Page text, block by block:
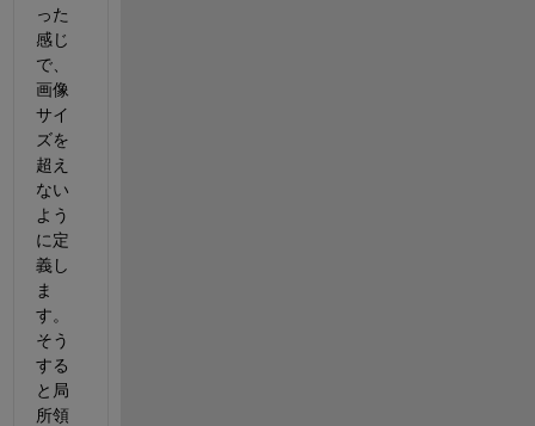
った
感じ
で、
画像
サイ
ズを
超え
ない
よう
に定
義し
ま
す。
そう
する
と局
所領